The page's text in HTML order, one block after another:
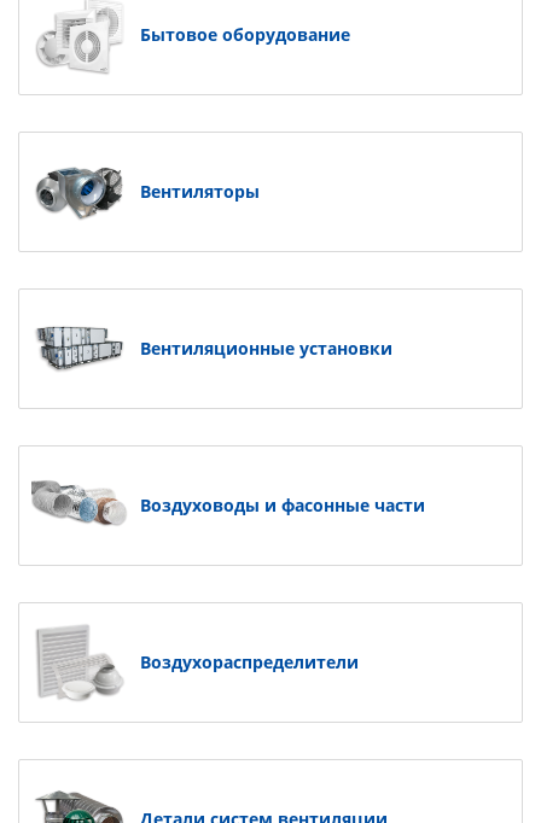
Бытовое оборудование
Вентиляторы
Вентиляционные установки
Воздуховоды и фасонные части
Воздухораспределители